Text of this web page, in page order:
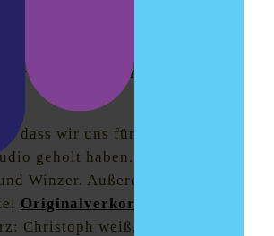
zwar ein Nischenthema,
besonderen Bieren beschäftigt,
und Geschmacksnuancen
dass wir uns für diesen
geholt haben. Christoph
Winzer. Außerdem pflegt der
Originalverkorkt
Christoph weiß, wovon er